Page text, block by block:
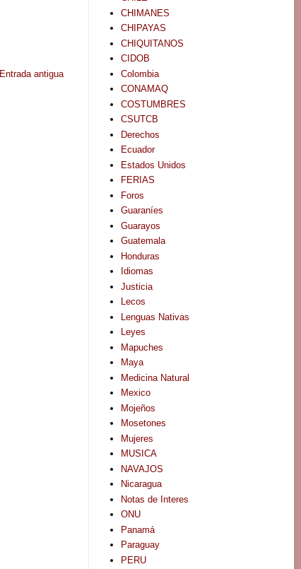
Entrada antigua
CHIMANES
CHIPAYAS
CHIQUITANOS
CIDOB
Colombia
CONAMAQ
COSTUMBRES
CSUTCB
Derechos
Ecuador
Estados Unidos
FERIAS
Foros
Guaraníes
Guarayos
Guatemala
Honduras
Idiomas
Justicia
Lecos
Lenguas Nativas
Leyes
Mapuches
Maya
Medicina Natural
Mexico
Mojeños
Mosetones
Mujeres
MUSICA
NAVAJOS
Nicaragua
Notas de Interes
ONU
Panamá
Paraguay
PERU